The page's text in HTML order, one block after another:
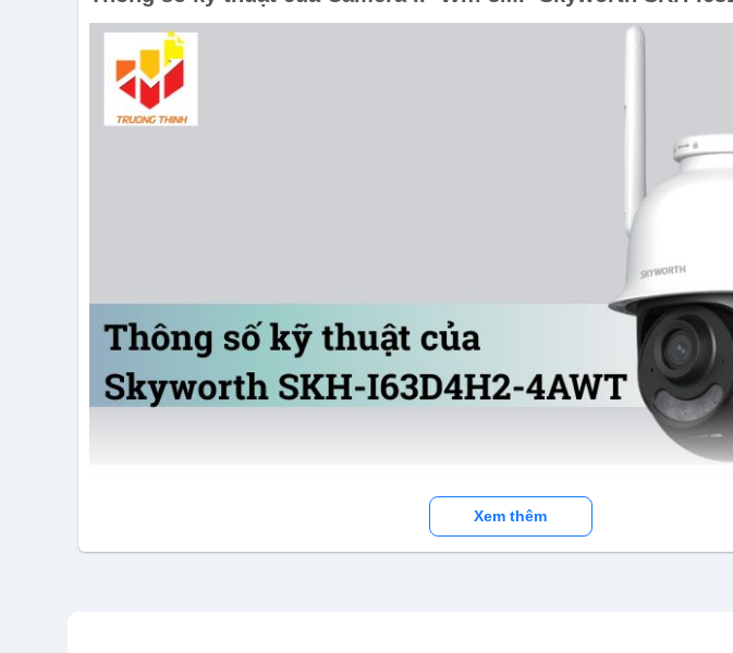
Dome 3 MP（2304*1296)@25fps_1/2.8”Cảm biến CMOS, ống kính 4mm F1.6,
Xem thêm